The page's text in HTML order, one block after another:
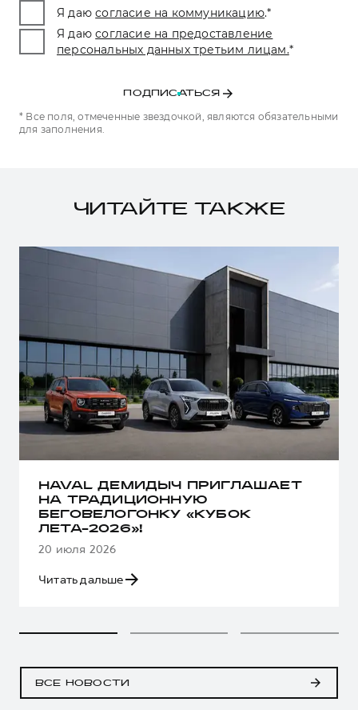
Я даю согласие на коммуникацию.*
Я даю согласие на предоставление
персональных данных третьим лицам.*
ПОДПИСАТЬСЯ
* Все поля, отмеченные звездочкой, являются обязательными
для заполнения.
ЧИТАЙТЕ ТАКЖЕ
HAVAL ДЕМИДЫЧ ПРИГЛАШАЕТ
НА ТРАДИЦИОННУЮ
БЕГОВЕЛОГОНКУ «КУБОК
ЛЕТА-2026»!
20 июля 2026
Читать дальше
ВСЕ НОВОСТИ